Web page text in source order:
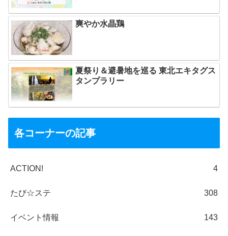
爽やか水晶鶏
夏祭り＆避暑地を巡る 東北エキタグス
タンプラリー
各コーナーの記事
ACTION! 4
たび☆ステ 308
イベント情報 143